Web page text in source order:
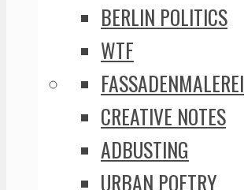
BERLIN POLITICS
WTF
FASSADENMALEREI
CREATIVE NOTES
ADBUSTING
URBAN POETRY